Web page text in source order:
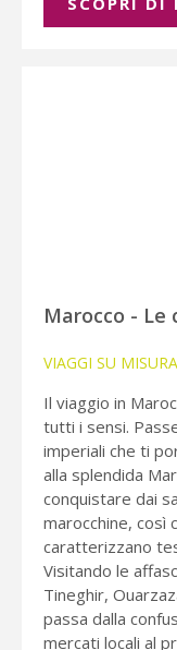
Marocco -
VIAGGI SU MISURA
Il viaggio in
tutti i sensi.
imperiali che ti
alla splendida
conquistare dai
marocchine, così
caratterizzano
Visitando le
Tineghir,
passa dalla
mercati locali al